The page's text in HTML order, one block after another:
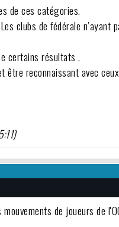
de ces catégories.
clubs de fédérale n’ayant
certains résultats .
reconnaissant avec
de joueurs de